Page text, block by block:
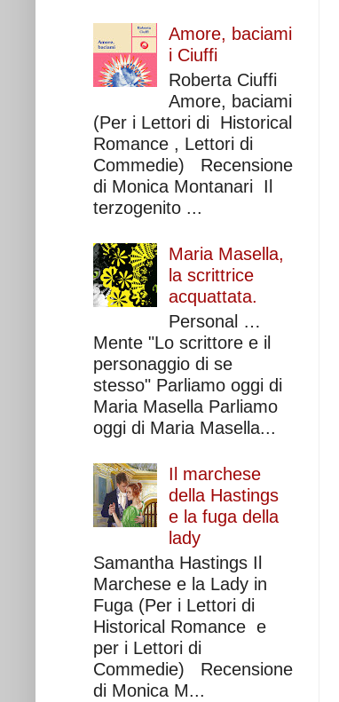
Amore, baciami
i Ciuffi
Roberta Ciuffi
Amore, baciami
(Per i Lettori di Historical
Romance , Lettori di
Commedie) Recensione
di Monica Montanari Il
terzogenito ...
Maria Masella,
la scrittrice
acquattata.
Personal …
Mente "Lo scrittore e il
personaggio di se
stesso" Parliamo oggi di
Maria Masella Parliamo
oggi di Maria Masella...
Il marchese
della Hastings
e la fuga della
lady
Samantha Hastings Il
Marchese e la Lady in
Fuga (Per i Lettori di
Historical Romance e
per i Lettori di
Commedie) Recensione
di Monica M...